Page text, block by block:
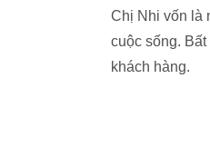
Chị Nhi vốn là
cuộc sống.
khách hàng.